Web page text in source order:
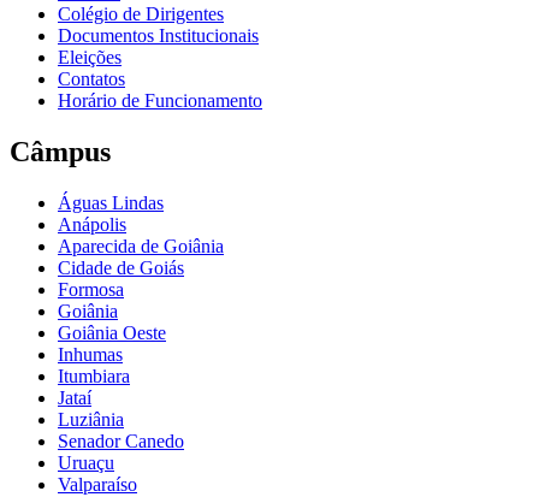
Colégio de Dirigentes
Documentos Institucionais
Eleições
Contatos
Horário de Funcionamento
Câmpus
Águas Lindas
Anápolis
Aparecida de Goiânia
Cidade de Goiás
Formosa
Goiânia
Goiânia Oeste
Inhumas
Itumbiara
Jataí
Luziânia
Senador Canedo
Uruaçu
Valparaíso